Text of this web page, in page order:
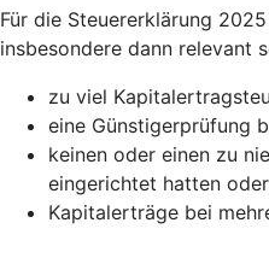
Für die Steuererklärung
insbesondere dann relevant
zu viel
eine Günstigerprüfung
keinen oder einen zu
eingerichtet hatten oder
Kapitalerträge bei